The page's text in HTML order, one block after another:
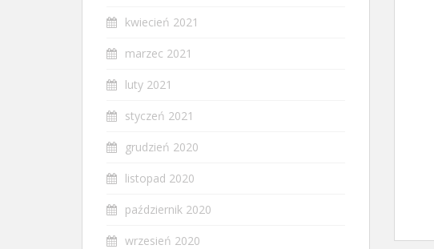
kwiecień 2021
marzec 2021
luty 2021
styczeń 2021
grudzień 2020
listopad 2020
październik 2020
wrzesień 2020